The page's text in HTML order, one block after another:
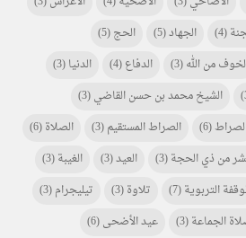
(4) الجهاد(5) الحج(5)
من الله(3) الدفاع(4) الدنيا(3)
الشيخ محمد بن حسن القاضي(3)
(6) الصراط المستقيم(3) الصلاة(6)
من ذي الحجة(3) العيد(3) الغيبة(3)
التربوية(7) تلاوة(3) تيليجرام(3)
الجماعة(3) عيد الأضحى(6)